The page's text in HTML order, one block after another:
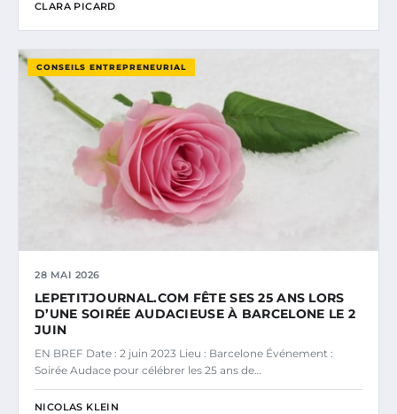
CLARA PICARD
CONSEILS ENTREPRENEURIAL
28 MAI 2026
LEPETITJOURNAL.COM FÊTE SES 25 ANS LORS
D’UNE SOIRÉE AUDACIEUSE À BARCELONE LE 2
JUIN
EN BREF Date : 2 juin 2023 Lieu : Barcelone Événement :
Soirée Audace pour célébrer les 25 ans de…
NICOLAS KLEIN